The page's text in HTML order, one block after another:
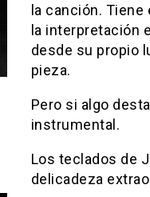
la canción.
la interpretación
desde su propio
pieza.
Pero si algo
instrumental.
Los teclados de
delicadeza